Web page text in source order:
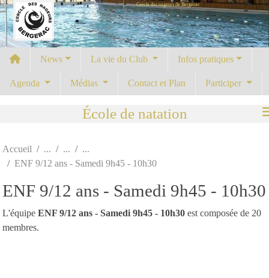
Cercle des nageurs de Bergerac
News La vie du Club Infos pratiques
Agenda Médias Contact et Plan Participer
École de natation
Accueil
ENF 9/12 ans - Samedi 9h45 - 10h30
ENF 9/12 ans - Samedi 9h45 - 10h30
L'équipe ENF 9/12 ans - Samedi 9h45 - 10h30 est composée de 20
membres.
Panneau de gestion des cookies